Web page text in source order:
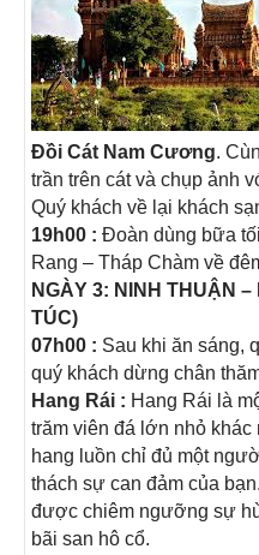
Đồi Cát Nam Cương.
trần trên cát và chụp ảnh
Quý khách về lại khách
19h00 : Đoàn dùng bữa
Rang – Tháp Chàm về
NGÀY 3: NINH THUẬN
TÚC)
07h00 : Sau khi ăn sáng,
quý khách dừng chân
Hang Rái : Hang Rái là
trăm viên đá lớn nhỏ
hang luồn chỉ đủ một
thách sự can đảm của
được chiêm ngưỡng sự
bãi san hô cổ.